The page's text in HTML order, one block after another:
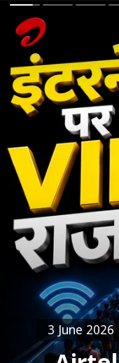
3 June 2026